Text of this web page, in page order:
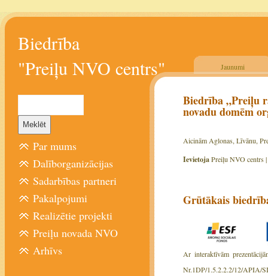
Biedrība
"Preiļu NVO centrs"
Jaunumi
Biedrība „Preiļu
novadu domēm
Aicinām Aglonas, Līvānu,
IevietojaPreiļu NVO centrs |
Grūtākais
Ar interaktīvām
Nr.1DP/1.5.2.2.2/12/APIA/
Par mums
Dalīborganizācijas
Sadarbības partneri
Pakalpojumi
Realizētie projekti
Preiļu novada NVO
Arhīvs